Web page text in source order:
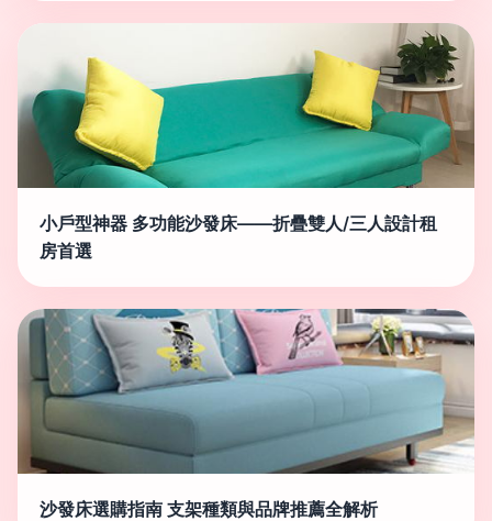
小戶型神器 多功能沙發床——折疊雙人/三人設計租
房首選
沙發床選購指南 支架種類與品牌推薦全解析